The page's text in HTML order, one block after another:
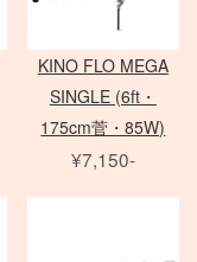
KINO FLO MEGA
SINGLE (6ft・
175cm菅・85W)
¥7,150-